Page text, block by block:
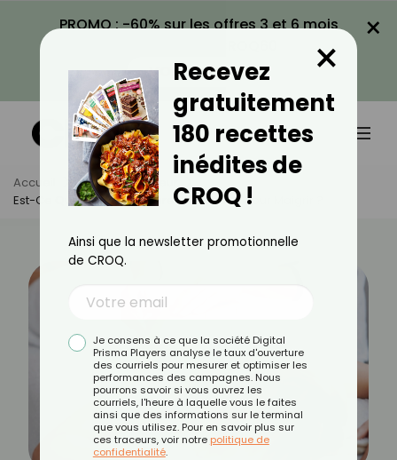
PROMO : -60% sur les offres 3 et 6 mois
VOIR LA PROMO
×
Accueil Actus
Minceur
Est-Ce Que La Luxopuncture Est Efficace Pour Maigrir ?
Recevez
gratuitement
180 recettes
inédites de
CROQ !
×
Ainsi que la newsletter promotionnelle
de CROQ.
Je consens à ce que la société Digital
Prisma Players analyse le taux d'ouverture
des courriels pour mesurer et optimiser les
performances des campagnes. Nous
pourrons savoir si vous ouvrez les
courriels, l'heure à laquelle vous le faites
ainsi que des informations sur le terminal
que vous utilisez. Pour en savoir plus sur
ces traceurs, voir notre politique de
confidentialité.